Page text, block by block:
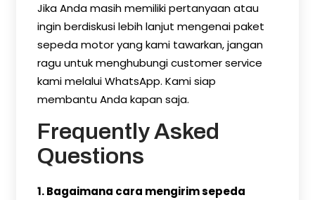
Jika Anda masih memiliki pertanyaan atau
ingin berdiskusi lebih lanjut mengenai paket
sepeda motor yang kami tawarkan, jangan
ragu untuk menghubungi customer service
kami melalui WhatsApp. Kami siap
membantu Anda kapan saja.
Frequently Asked
Questions
1. Bagaimana cara mengirim sepeda